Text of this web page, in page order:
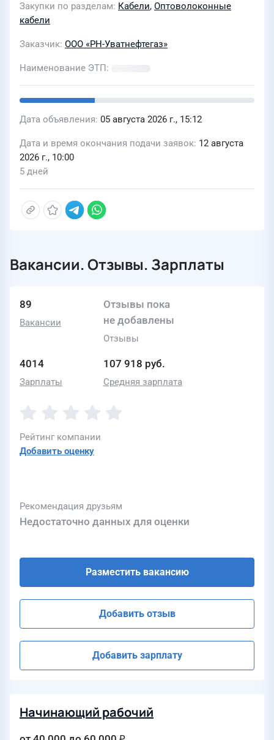
Закупки по разделам Кабели, Оптоволоконные
кабели
Заказчик ООО «РН-Уватнефтегаз»
Наименование ЭТП
Дата объявления 05 августа 2026 г., 15:12
Дата и время окончания подачи заявок 12 августа
2026 г., 10:00
5 дней
Вакансии. Отзывы. Зарплаты
89
Вакансии
Отзывы пока
не добавлены
Отзывы
4014
Зарплаты
107 918 руб.
Средняя зарплата
Рейтинг компании
Добавить оценку
Рекомендация друзьям
Недостаточно данных для оценки
Разместить вакансию
Добавить отзыв
Добавить зарплату
Начинающий рабочий